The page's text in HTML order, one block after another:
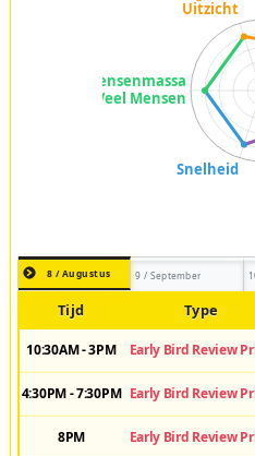
8 / Augustus 9 / September
Tijd Type
10:30AM - 3PM Early Bird Review
4:30PM - 7:30PM Early Bird Review
8PM Early Bird Review